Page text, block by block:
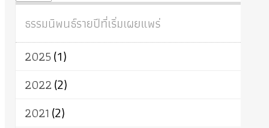
ศาสนาประจำชาติ
ผู้บริโภค
ธรรมาธิปไตย
การแยกรัฐกับศาสนา
ธรรมชาติ
เทคโนโลยี
พุทธบริษัท
วัฒนธรรม
ธรรมนิพนธ์รายปีที่เริ่มเผยแพร่
2025(1)
2022(2)
2021 (2)